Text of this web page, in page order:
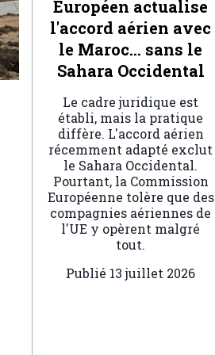
Européen actualise
l'accord aérien avec
le Maroc… sans le
Sahara Occidental
Le cadre juridique est
établi, mais la pratique
diffère. L'accord aérien
récemment adapté exclut
le Sahara Occidental.
Pourtant, la Commission
Européenne tolère que des
compagnies aériennes de
l'UE y opèrent malgré
tout.
Publié 13 juillet 2026